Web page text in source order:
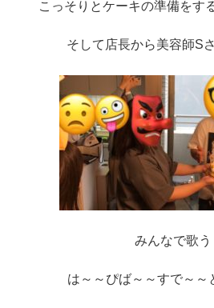
こっそりとケーキの準備をす
そして店長から美容師S
みんなで歌
は～～ぴば～～すで～～